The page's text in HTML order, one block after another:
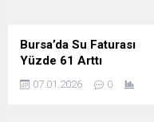
Bursa’da Su Faturası
Yüzde 61 Arttı
07.01.2026 0